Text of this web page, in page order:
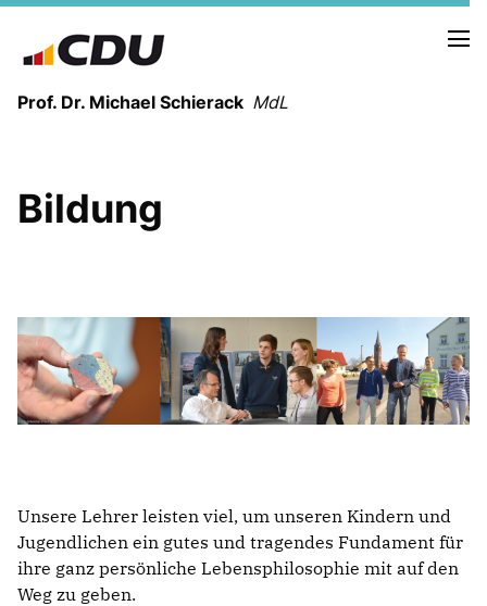
Prof. Dr. Michael Schierack MdL
AUSBILDUNG UND WEGMARKEN
BERUFUNG UND MENSCH
POLITIK
IDENTITÄT
MEINE 10 PUNKTE
Bildung
Unsere Lehrer leisten viel, um unseren Kindern und
Jugendlichen ein gutes und tragendes Fundament für
ihre ganz persönliche Lebensphilosophie mit auf den
Weg zu geben.